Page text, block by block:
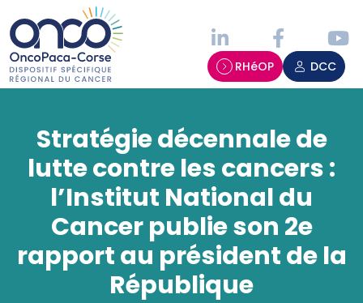
RHéOP DCC
Stratégie décennale de
lutte contre les cancers :
l’Institut National du
Cancer publie son 2e
rapport au président de la
République
Panneau de gestion des cookies